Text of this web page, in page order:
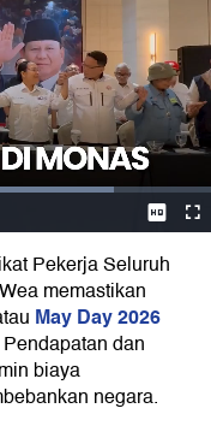
Pekerja Seluruh
memastikan
May Day 2026
dan
biaya
negara.